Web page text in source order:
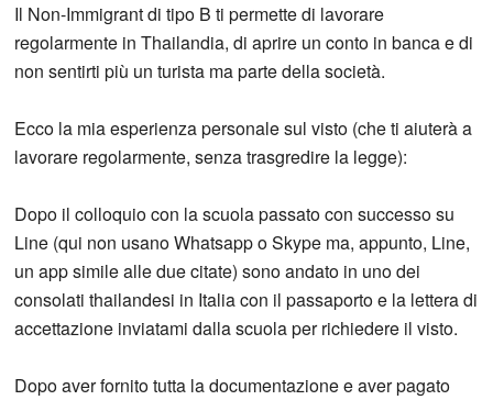
Il Non-Immigrant di tipo B ti permette di lavorare
regolarmente in Thailandia, di aprire un conto in banca e di
non sentirti più un turista ma parte della società.
Ecco la mia esperienza personale sul visto (che ti aiuterà a
lavorare regolarmente, senza trasgredire la legge):
Dopo il colloquio con la scuola passato con successo su
Line (qui non usano Whatsapp o Skype ma, appunto, Line,
un app simile alle due citate) sono andato in uno dei
consolati thailandesi in Italia con il passaporto e la lettera di
accettazione inviatami dalla scuola per richiedere il visto.
Dopo aver fornito tutta la documentazione e aver pagato